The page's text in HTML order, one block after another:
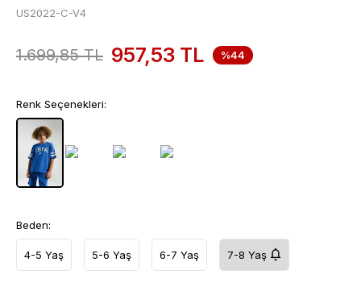
US2022-C-V4
1.699,85TL 957,53 TL %44
Renk Seçenekleri:
Beden:
4-5 Yaş 5-6 Yaş 6-7 Yaş 7-8 Yaş